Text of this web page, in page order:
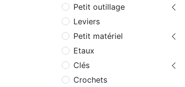
Petit outillage
Leviers
Petit matériel
Etaux
Clés
Crochets